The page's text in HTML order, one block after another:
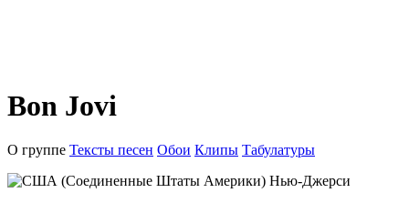
Bon Jovi
О группе Тексты песен Обои Клипы Табулатуры
Нью-Джерси